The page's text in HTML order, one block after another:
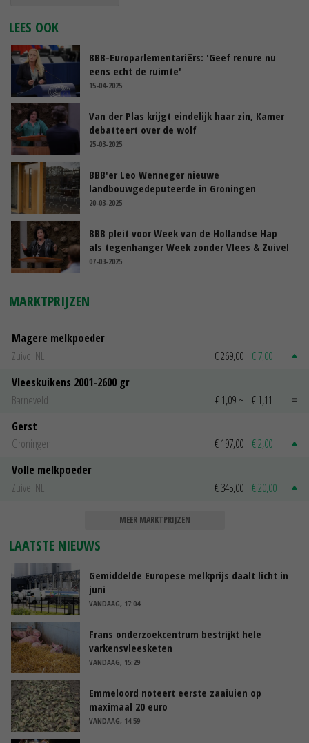
LEES OOK
BBB-Europarlementariërs: 'Geef renure nu
eens echt de ruimte'
15-04-2025
Van der Plas krijgt eindelijk haar zin, Kamer
debatteert over de wolf
25-03-2025
BBB'er Leo Wenneger nieuwe
landbouwgedeputeerde in Groningen
20-03-2025
BBB pleit voor Week van de Hollandse Hap
als tegenhanger Week zonder Vlees & Zuivel
07-03-2025
MARKTPRIJZEN
Magere melkpoeder
Zuivel NL
€ 269,00 € 7,00
Vleeskuikens 2001-2600 gr
Barneveld
€ 1,09 ~ € 1,11
Gerst
Groningen
€ 197,00 € 2,00
Volle melkpoeder
Zuivel NL
€ 345,00 € 20,00
MEER MARKTPRIJZEN
LAATSTE NIEUWS
Gemiddelde Europese melkprijs daalt licht in
juni
VANDAAG, 17:04
Frans onderzoekcentrum bestrijkt hele
varkensvleesketen
VANDAAG, 15:29
Emmeloord noteert eerste zaaiuien op
maximaal 20 euro
VANDAAG, 14:59